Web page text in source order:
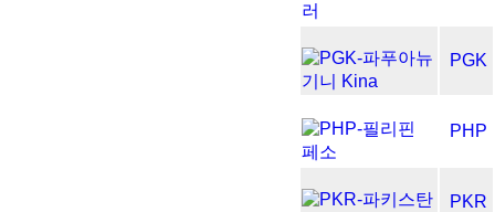
PGK
PHP
PKR